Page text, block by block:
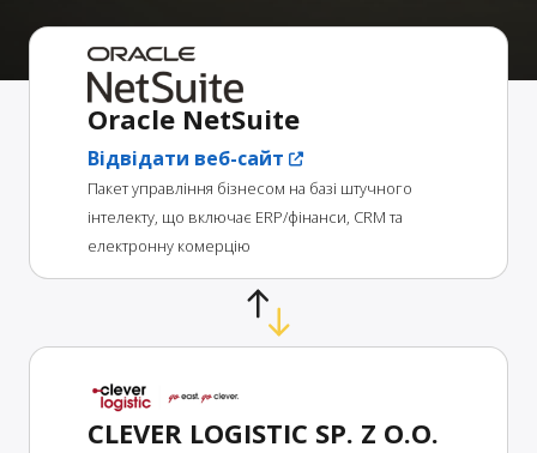
Oracle NetSuite
Відвідати веб-сайт
Пакет управління бізнесом на базі штучного
інтелекту, що включає ERP/фінанси, CRM та
електронну комерцію
CLEVER LOGISTIC SP. Z O.O.